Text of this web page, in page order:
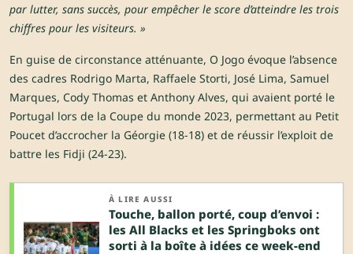
par lutter, sans succès, pour empêcher le score d’atteindre les trois
chiffres pour les visiteurs. »
En guise de circonstance atténuante, O Jogo évoque l’absence
des cadres Rodrigo Marta, Raffaele Storti, José Lima, Samuel
Marques, Cody Thomas et Anthony Alves, qui avaient porté le
Portugal lors de la Coupe du monde 2023, permettant au Petit
Poucet d’accrocher la Géorgie (18-18) et de réussir l’exploit de
battre les Fidji (24-23).
À LIRE AUSSI
Touche, ballon porté, coup d’envoi :
les All Blacks et les Springboks ont
sorti à la boîte à idées ce week-end